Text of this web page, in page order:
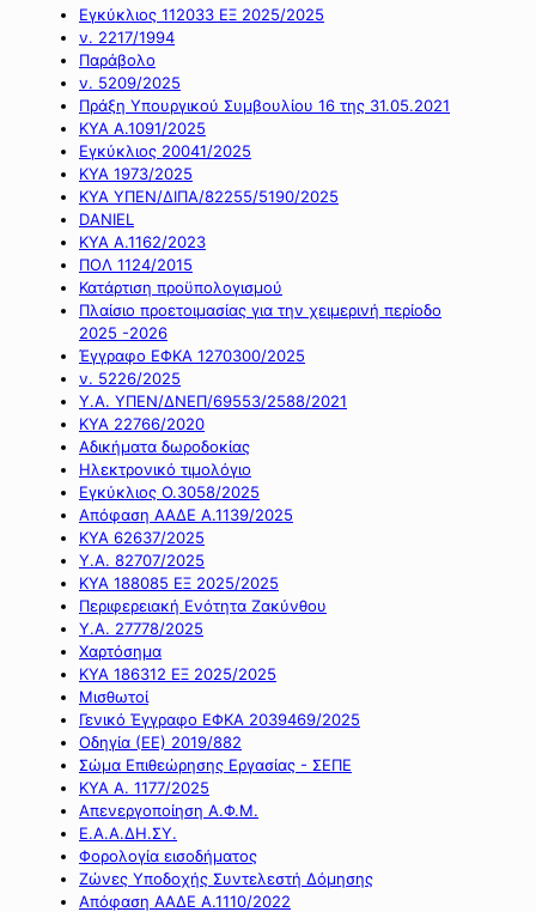
Εγκύκλιος 112033 ΕΞ 2025/2025
ν. 2217/1994
Παράβολο
ν. 5209/2025
Πράξη Υπουργικού Συμβουλίου 16 της 31.05.2021
ΚΥΑ Α.1091/2025
Εγκύκλιος 20041/2025
ΚΥΑ 1973/2025
ΚΥΑ ΥΠΕΝ/ΔΙΠΑ/82255/5190/2025
DANIEL
ΚΥΑ Α.1162/2023
ΠΟΛ 1124/2015
Κατάρτιση προϋπολογισμού
Πλαίσιο προετοιμασίας για την χειμερινή περίοδο
2025 -2026
Έγγραφο ΕΦΚΑ 1270300/2025
ν. 5226/2025
Υ.Α. ΥΠΕΝ/ΔΝΕΠ/69553/2588/2021
ΚΥΑ 22766/2020
Αδικήματα δωροδοκίας
Ηλεκτρονικό τιμολόγιο
Εγκύκλιος Ο.3058/2025
Απόφαση ΑΑΔΕ Α.1139/2025
ΚΥΑ 62637/2025
Υ.Α. 82707/2025
ΚΥΑ 188085 ΕΞ 2025/2025
Περιφερειακή Ενότητα Ζακύνθου
Υ.Α. 27778/2025
Χαρτόσημα
ΚΥΑ 186312 ΕΞ 2025/2025
Μισθωτοί
Γενικό Έγγραφο ΕΦΚΑ 2039469/2025
Οδηγία (ΕΕ) 2019/882
Σώμα Επιθεώρησης Εργασίας - ΣΕΠΕ
ΚΥΑ Α. 1177/2025
Απενεργοποίηση Α.Φ.Μ.
Ε.Α.Α.ΔΗ.ΣΥ.
Φορολογία εισοδήματος
Ζώνες Υποδοχής Συντελεστή Δόμησης
Απόφαση ΑΑΔΕ Α.1110/2022